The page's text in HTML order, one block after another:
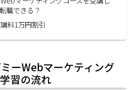
職できる？
料1万円割引
ーWebマーケティング
習の流れ